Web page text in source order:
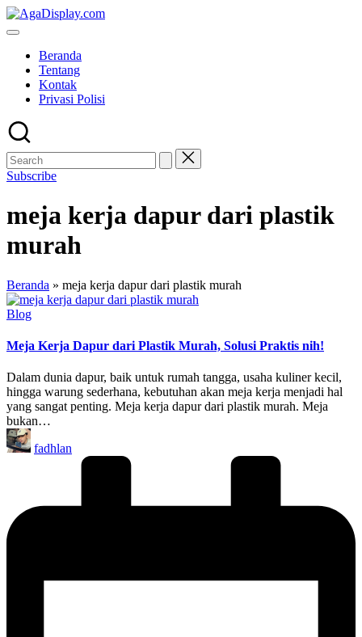
Skip
to
Beranda
Tentang
Kontak
Privasi Polisi
Subscribe
meja kerja dapur dari plastik
murah
Beranda » meja kerja dapur dari plastik murah
Posted
Blog
Meja Kerja Dapur dari Plastik Murah, Solusi Praktis nih!
Dalam dunia dapur, baik untuk rumah tangga, usaha kuliner kecil,
hingga warung sederhana, kebutuhan akan meja kerja menjadi hal
yang sangat penting. Meja kerja dapur dari plastik murah. Meja
bukan…
Posted
by
fadhlan